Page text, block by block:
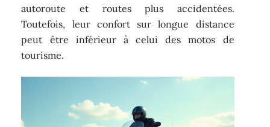
autoroute et routes plus accidentées.
Toutefois, leur confort sur longue distance
peut être inférieur à celui des motos de
tourisme.